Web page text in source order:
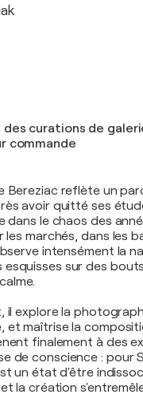
des curations de
commande
Bereziac reflète un
avoir quitté ses
dans le chaos des
les marchés, dans les
intensément la
sur des
il explore la
et maîtrise la
finalement à des
de conscience : pour
un état d'être
la création